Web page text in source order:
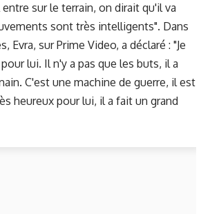
sur le terrain, on dirait qu'il va
sont très intelligents". Dans
Evra, sur Prime Video, a déclaré : "Je
lui. Il n'y a pas que les buts, il a
C'est une machine de guerre, il est
heureux pour lui, il a fait un grand